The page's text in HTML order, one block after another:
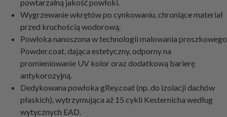
powtarzalną jakość powłoki.
Wygrzewanie wkrętów po cynkowaniu, chroniące materiał
przed kruchością wodorową.
Powłoka nanoszona w technologii malowania proszkowego
Powder.coat, dająca estetyczny, odporny na
promieniowanie UV kolor oraz dodatkową barierę
antykorozyjną.
Dedykowana powłoka gRey.coat (np. do izolacji dachów
płaskich), wytrzymująca aż 15 cykli Kesternicha według
wytycznych EAD.